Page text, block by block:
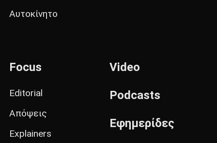
Αυτοκίνητο
Focus
Editorial
Απόψεις
Explainers
Video
Podcasts
Εφημερίδες